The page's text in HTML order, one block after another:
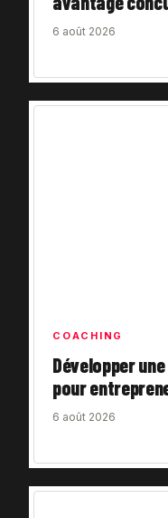
6 août 2026
COACHING
Développer
pour
6 août 2026